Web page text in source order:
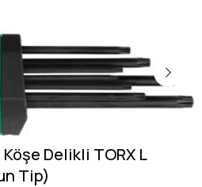
Delikli TORX L
Tip)